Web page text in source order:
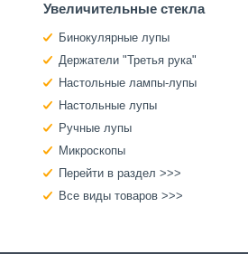
Увеличительные стекла
Бинокулярные лупы
Держатели "Третья рука"
Настольные лампы-лупы
Настольные лупы
Ручные лупы
Микроскопы
Перейти в раздел >>>
Все виды товаров >>>